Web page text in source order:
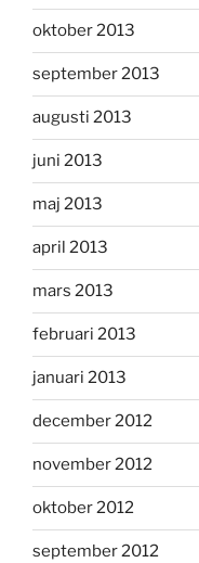
oktober 2013
september 2013
augusti 2013
juni 2013
maj 2013
april 2013
mars 2013
februari 2013
januari 2013
december 2012
november 2012
oktober 2012
september 2012